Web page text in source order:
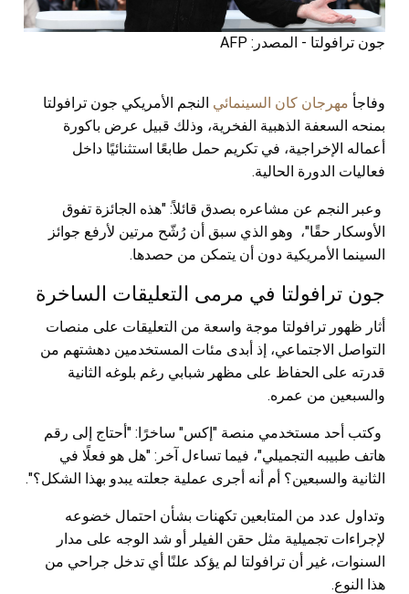
جون ترافولتا - المصدر: AFP
وفاجأ مهرجان كان السينمائي النجم الأمريكي جون ترافولتا
بمنحه السعفة الذهبية الفخرية، وذلك قبيل عرض باكورة
أعماله الإخراجية، في تكريم حمل طابعًا استثنائيًا داخل
فعاليات الدورة الحالية.
وعبر النجم عن مشاعره بصدق قائلاً: "هذه الجائزة تفوق
الأوسكار حقًا"، وهو الذي سبق أن رُشّح مرتين لأرفع جوائز
السينما الأمريكية دون أن يتمكن من حصدها.
جون ترافولتا في مرمى التعليقات الساخرة
أثار ظهور ترافولتا موجة واسعة من التعليقات على منصات
التواصل الاجتماعي، إذ أبدى مئات المستخدمين دهشتهم من
قدرته على الحفاظ على مظهر شبابي رغم بلوغه الثانية
والسبعين من عمره.
وكتب أحد مستخدمي منصة "إكس" ساخرًا: "أحتاج إلى رقم
هاتف طبيبه التجميلي"، فيما تساءل آخر: "هل هو فعلًا في
الثانية والسبعين؟ أم أنه أجرى عملية جعلته يبدو بهذا الشكل؟".
وتداول عدد من المتابعين تكهنات بشأن احتمال خضوعه
لإجراءات تجميلية مثل حقن الفيلر أو شد الوجه على مدار
السنوات، غير أن ترافولتا لم يؤكد علنًا أي تدخل جراحي من
هذا النوع.